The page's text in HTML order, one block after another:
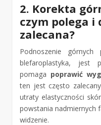
2. Korekta
czym polega i
zalecana?
Podnoszenie
blefaroplastyka, jest
pomaga poprawić
ten jest często
utraty elastyczności
powstania nadmiernych
widzenie.